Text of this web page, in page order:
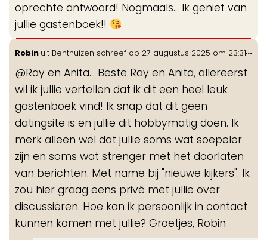
oprechte antwoord! Nogmaals... Ik geniet van
jullie gastenboek!!
Robin uit Benthuizen schreef op 27 augustus 2025 om 23:31
@Ray en Anita... Beste Ray en Anita, allereerst
wil ik jullie vertellen dat ik dit een heel leuk
gastenboek vind! Ik snap dat dit geen
datingsite is en jullie dit hobbymatig doen. Ik
merk alleen wel dat jullie soms wat soepeler
zijn en soms wat strenger met het doorlaten
van berichten. Met name bij "nieuwe kijkers". Ik
zou hier graag eens privé met jullie over
discussiëren. Hoe kan ik persoonlijk in contact
kunnen komen met jullie? Groetjes, Robin
...